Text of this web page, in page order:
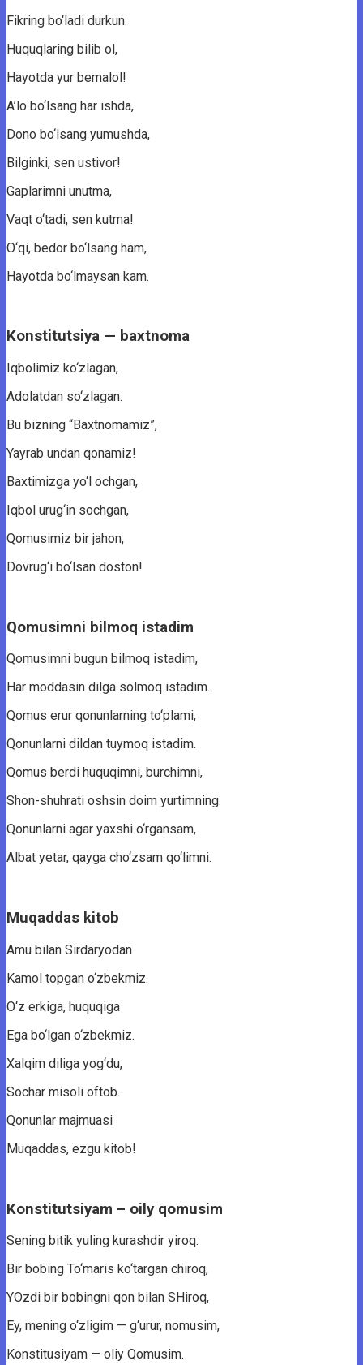
Fikring bo‘ladi durkun.
Huquqlaring bilib ol,
Hayotda yur bemalol!
A’lo bo‘lsang har ishda,
Dono bo‘lsang yumushda,
Bilginki, sen ustivor!
Gaplarimni unutma,
Vaqt o‘tadi, sen kutma!
O‘qi, bedor bo‘lsang ham,
Hayotda bo‘lmaysan kam.
Konstitutsiya — baxtnoma
Iqbolimiz ko‘zlagan,
Adolatdan so‘zlagan.
Bu bizning “Baxtnomamiz”,
Yayrab undan qonamiz!
Baxtimizga yo‘l ochgan,
Iqbol urug‘in sochgan,
Qomusimiz bir jahon,
Dovrug‘i bo‘lsan doston!
Qomusimni bilmoq istadim
Qomusimni bugun bilmoq istadim,
Har moddasin dilga solmoq istadim.
Qomus erur qonunlarning to‘plami,
Qonunlarni dildan tuymoq istadim.
Qomus berdi huquqimni, burchimni,
Shon-shuhrati oshsin doim yurtimning.
Qonunlarni agar yaxshi o‘rgansam,
Albat yetar, qayga cho‘zsam qo‘limni.
Muqaddas kitob
Amu bilan Sirdaryodan
Kamol topgan o‘zbekmiz.
O‘z erkiga, huquqiga
Ega bo‘lgan o‘zbekmiz.
Xalqim diliga yog‘du,
Sochar misoli oftob.
Qonunlar majmuasi
Muqaddas, ezgu kitob!
Konstitutsiyam – oily qomusim
Sening bitik yuling kurashdir yiroq.
Bir bobing To‘maris ko‘targan chiroq,
YOzdi bir bobingni qon bilan SHiroq,
Ey, mening o‘zligim — g‘urur, nomusim,
Konstitusiyam — oliy Qomusim.